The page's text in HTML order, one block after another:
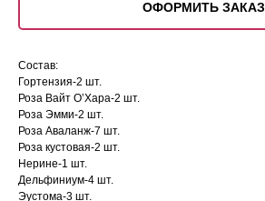
ОФОРМИТЬ ЗАКАЗ
Состав:
Гортензия-2 шт.
Роза Вайт О’Хара-2 шт.
Роза Эмми-2 шт.
Роза Аваланж-7 шт.
Роза кустовая-2 шт.
Нерине-1 шт.
Дельфиниум-4 шт.
Эустома-3 шт.